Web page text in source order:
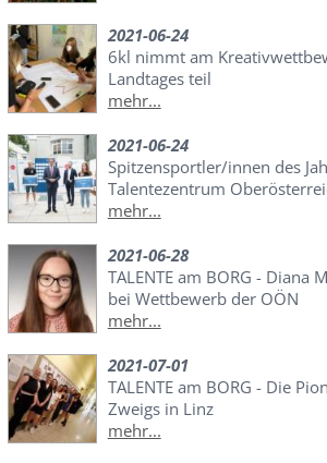
2021-06-24
6kl nimmt am
Landtages teil
mehr...
2021-06-24
Spitzensportler/innen des
Talentezentrum
mehr...
2021-06-28
TALENTE am BORG - Diana
bei Wettbewerb der OÖN
mehr...
2021-07-01
TALENTE am BORG - Die
Zweigs in Linz
mehr...